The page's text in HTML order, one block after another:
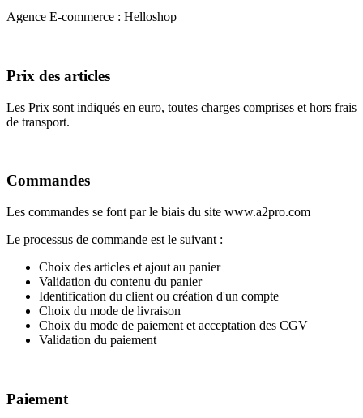
Agence E-commerce : Helloshop
Prix des articles
Les Prix sont indiqués en euro, toutes charges comprises et hors frais
de transport.
Commandes
Les commandes se font par le biais du site www.a2pro.com
Le processus de commande est le suivant :
Choix des articles et ajout au panier
Validation du contenu du panier
Identification du client ou création d'un compte
Choix du mode de livraison
Choix du mode de paiement et acceptation des CGV
Validation du paiement
Paiement